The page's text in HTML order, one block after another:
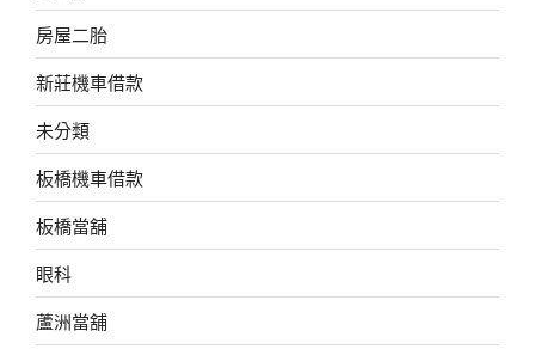
房屋二胎
新莊機車借款
未分類
板橋機車借款
板橋當舖
眼科
蘆洲當舖